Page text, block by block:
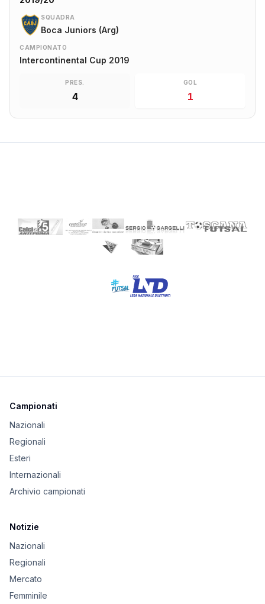
SQUADRA
Boca Juniors (Arg)
CAMPIONATO
Intercontinental Cup 2019
PRES.
4
GOL
1
Campionati
Nazionali
Regionali
Esteri
Internazionali
Archivio campionati
Notizie
Nazionali
Regionali
Mercato
Femminile